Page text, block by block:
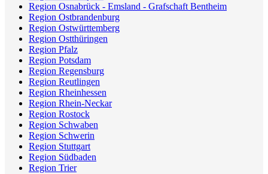
Region Osnabrück - Emsland - Grafschaft Bentheim
Region Ostbrandenburg
Region Ostwürttemberg
Region Ostthüringen
Region Pfalz
Region Potsdam
Region Regensburg
Region Reutlingen
Region Rheinhessen
Region Rhein-Neckar
Region Rostock
Region Schwaben
Region Schwerin
Region Stuttgart
Region Südbaden
Region Trier